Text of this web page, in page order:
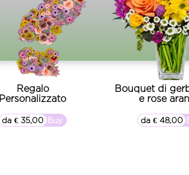
Regalo
Personalizzato
▷▷ Buy
da € 35,00
Bouquet di
e rose
▷▷
da € 48,00